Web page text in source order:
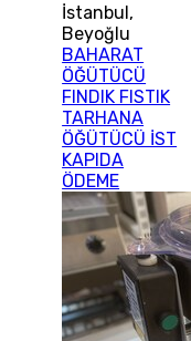
İstanbul,
Beyoğlu
BAHARAT
ÖĞÜTÜCÜ
FINDIK FISTIK
TARHANA
ÖĞÜTÜCÜ İST
KAPIDA
ÖDEME